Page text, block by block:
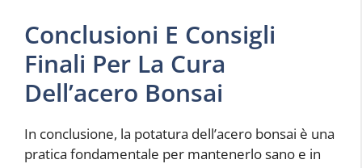
Conclusioni E Consigli
Finali Per La Cura
Dell’acero Bonsai
In conclusione, la potatura dell’acero bonsai è una
pratica fondamentale per mantenerlo sano e in